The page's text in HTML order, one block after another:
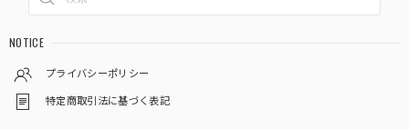
NOTICE
プライバシーポリシー
特定商取引法に基づく表記